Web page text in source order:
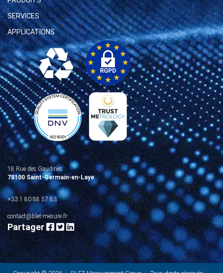
SERVICES
APPLICATIONS
18 Rue des Gaudines
78100 Saint-Germain-en-Laye
+33 1 80 88 57 83
contact@blet-mesure.fr
Partager